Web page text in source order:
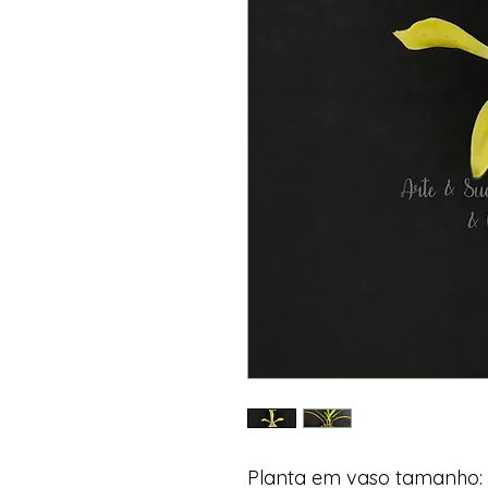
Planta em vaso tamanho: